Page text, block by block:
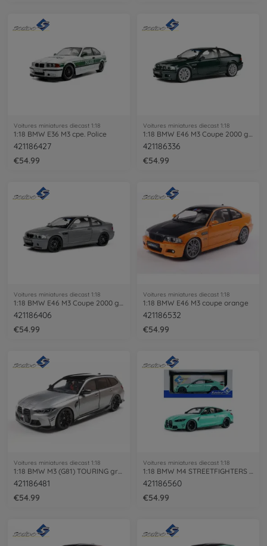
Voitures miniatures diecast 1:18
1:18 BMW E36 M3 cpe. Police
421186427
€54.99
Voitures miniatures diecast 1:18
1:18 BMW E46 M3 Coupe 2000 green
421186336
€54.99
Voitures miniatures diecast 1:18
421186406
€54.99
Voitures miniatures diecast 1:18
1:18 BMW E46 M3 coupe orange
421186532
€54.99
Voitures miniatures diecast 1:18
421186481
€54.99
Voitures miniatures diecast 1:18
421186560
€54.99